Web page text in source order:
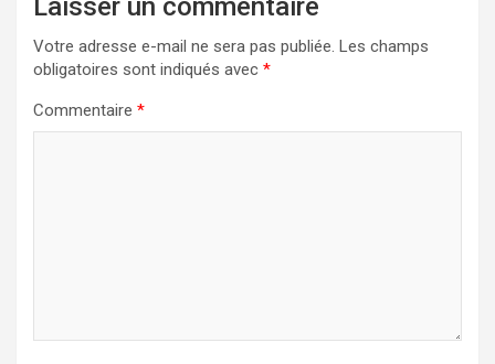
Laisser un commentaire
Votre adresse e-mail ne sera pas publiée. Les champs
obligatoires sont indiqués avec *
Commentaire *